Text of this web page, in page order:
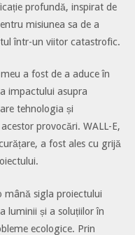
profundă, inspirat de
misiunea sa de a
într-un viitor catastrofic.
a fost de a aduce în
impactului asupra
tehnologia și
provocări. WALL-E,
a fost ales cu grijă
mână sigla proiectului
luminii și a soluțiilor în
ecologice. Prin